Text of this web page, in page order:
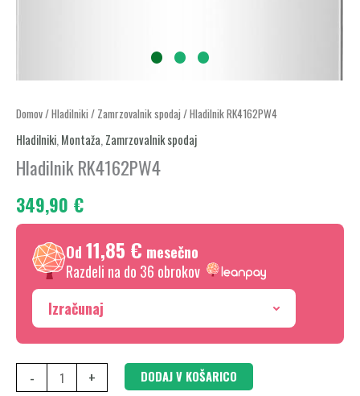
Domov/Hladilniki / Zamrzovalnik spodaj / Hladilnik RK4162PW4
Hladilniki, Montaža, Zamrzovalnik spodaj
Hladilnik RK4162PW4
349,90 €
Od 11,85 € mesečno
Razdeli na do 36 obrokov
Izračunaj
-
Hladilnik
RK4162PW4
količina
+ DODAJ V KOŠARICO